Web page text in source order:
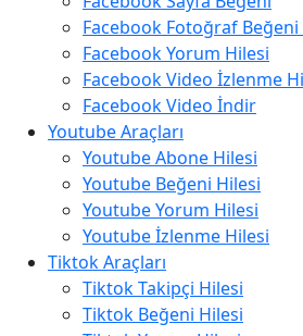
Facebook Fotoğraf Beğeni
Facebook Yorum Hilesi
Facebook Video İzlenme
Facebook Video İndir
Youtube Araçları
Youtube Abone Hilesi
Youtube Beğeni Hilesi
Youtube Yorum Hilesi
Youtube İzlenme Hilesi
Tiktok Araçları
Tiktok Takipçi Hilesi
Tiktok Beğeni Hilesi